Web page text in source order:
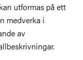
utformas på ett
medverka i
av